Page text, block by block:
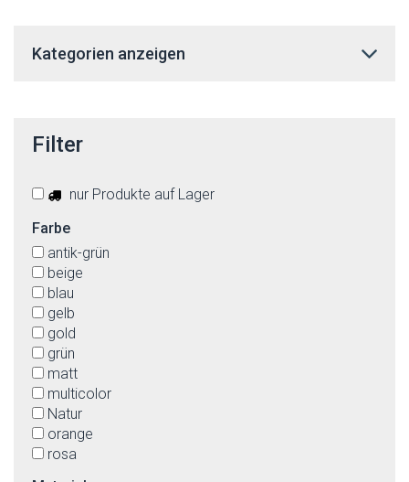
Kategorien anzeigen
Filter
nur Produkte auf Lager
Farbe
antik-grün
beige
blau
gelb
gold
grün
matt
multicolor
Natur
orange
rosa